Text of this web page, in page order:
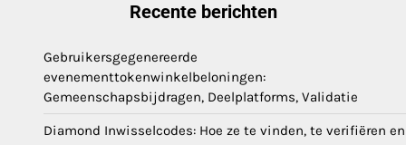
Recente berichten
Gebruikersgegenereerde
evenementtokenwinkelbeloningen:
Gemeenschapsbijdragen, Deelplatforms, Validatie
Diamond Inwisselcodes: Hoe ze te vinden, te verifiëren en